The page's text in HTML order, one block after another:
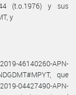
(t.o.1976) y sus
y
46140260-APN-
que
04427490-APN-